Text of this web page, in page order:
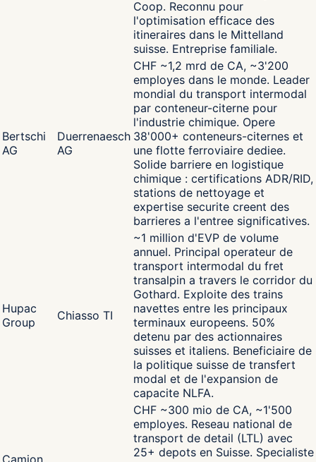
Coop. Reconnu pour
l'optimisation efficace des
itineraires dans le Mittelland
suisse. Entreprise familiale.
Bertschi
AG
Duerrenaesch
AG
CHF ~1,2 mrd de CA, ~3'200
employes dans le monde. Leader
mondial du transport intermodal
par conteneur-citerne pour
l'industrie chimique. Opere
38'000+ conteneurs-citernes et
une flotte ferroviaire dediee.
Solide barriere en logistique
chimique : certifications ADR/RID,
stations de nettoyage et
expertise securite creent des
barrieres a l'entree significatives.
Hupac
Group
Chiasso TI
~1 million d'EVP de volume
annuel. Principal operateur de
transport intermodal du fret
transalpin a travers le corridor du
Gothard. Exploite des trains
navettes entre les principaux
terminaux europeens. 50%
detenu par des actionnaires
suisses et italiens. Beneficiaire de
la politique suisse de transfert
modal et de l'expansion de
capacite NLFA.
CHF ~300 mio de CA, ~1'500
employes. Reseau national de
transport de detail (LTL) avec
25+ depots en Suisse. Specialiste